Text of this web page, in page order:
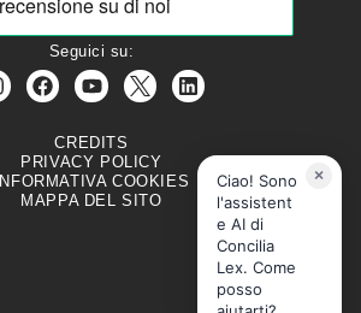
Seguici su:
CREDITS
PRIVACY POLICY
INFORMATIVA COOKIES
MAPPA DEL SITO
Ciao! Sono
l'assistent
e AI di
Concilia
Lex. Come
posso
×